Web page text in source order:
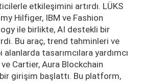
etkileşimini artırdı. LÜKS
Hilfiger, IBM ve Fashion
ile birlikte, AI destekli bir
Bu araç, trend tahminleri ve
tasarımcılara yardımcı
Cartier, Aura Blockchain
girişim başlattı. Bu platform,